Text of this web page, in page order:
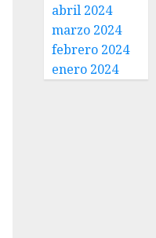
abril 2024
marzo 2024
febrero 2024
enero 2024